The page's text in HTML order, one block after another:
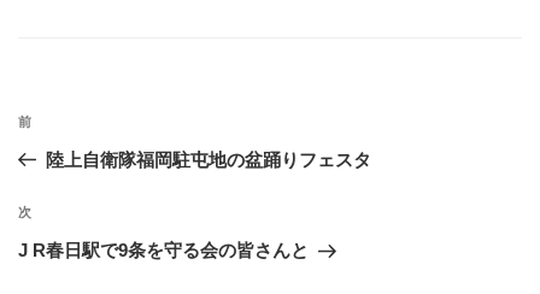
投
ビ
ゲ
過
去
投
稿
前
陸上自衛隊福岡駐屯地の盆踊りフェスタ
次
の
次
J R春日駅で9条を守る会の皆さんと